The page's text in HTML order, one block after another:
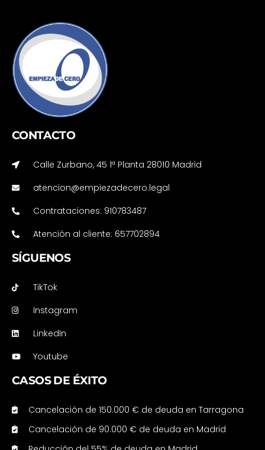
CONTACTO
Calle Zurbano, 45 1ª Planta 28010 Madrid
atencion@empiezadecero.legal
Contrataciones: 910783487
Atención al cliente: 657702894
SÍGUENOS
TikTok
Instagram
LinkedIn
Youtube
CASOS DE ÉXITO
Cancelación de 150.000 € de deuda en Tarragona
Cancelación de 90.000 € de deuda en Madrid